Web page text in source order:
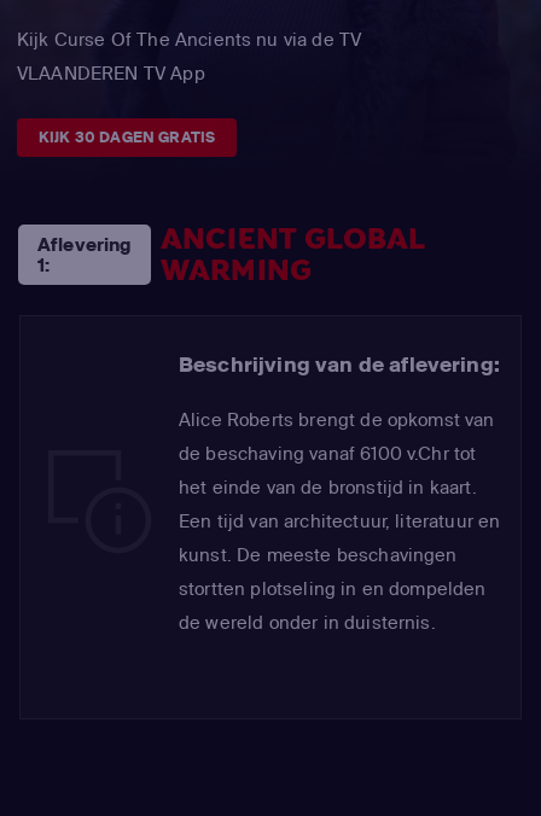
Kijk Curse Of The Ancients nu via de TV
VLAANDEREN TV App
KIJK 30 DAGEN GRATIS
Aflevering
1:
ANCIENT GLOBAL
WARMING
Beschrijving van de aflevering:
Alice Roberts brengt de opkomst van
de beschaving vanaf 6100 v.Chr tot
het einde van de bronstijd in kaart.
Een tijd van architectuur, literatuur en
kunst. De meeste beschavingen
stortten plotseling in en dompelden
de wereld onder in duisternis.